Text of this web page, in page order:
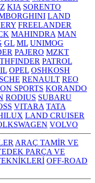
KIA SORENTO
LAND
FREELANDER
MAHINDRA MAN
GL ML UNIMOG
PAJERO MZKT
PATROL
OPEL OSHKOSH
RENAULT REO
SPORTS KORANDO
RODIUS SUBARU
VITARA TATA
LAND CRUISER
VOLVO
ARAÇ TAMİR VE
PARÇA VE
OFF-ROAD